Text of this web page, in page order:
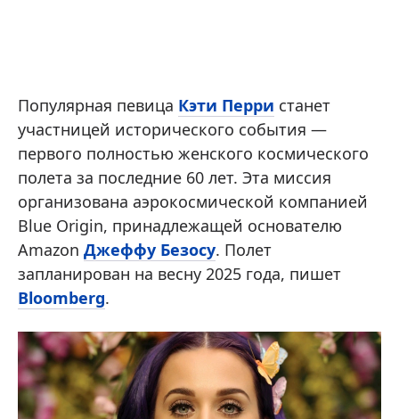
Популярная певица Кэти Перри станет
участницей исторического события —
первого полностью женского космического
полета за последние 60 лет. Эта миссия
организована аэрокосмической компанией
Blue Origin, принадлежащей основателю
Amazon Джеффу Безосу. Полет
запланирован на весну 2025 года, пишет
Bloomberg.